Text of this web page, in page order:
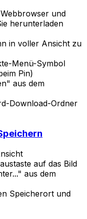
und
herunterladen
in voller Ansicht zu
Menü-Symbol
Pin)
aus dem
Download-Ordner
auf das Bild
aus dem
Speicherort und